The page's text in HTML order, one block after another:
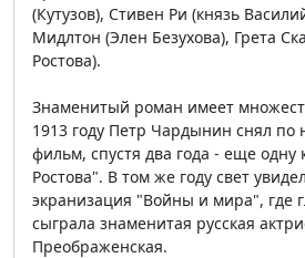
(Кутузов), Стивен Ри (князь
Мидлтон (Элен Безухова), Грета
Ростова).
Знаменитый роман имеет
1913 году Петр Чардынин снял
фильм, спустя два года - еще одну
Ростова". В том же году свет
экранизация "Войны и мира", где
сыграла знаменитая русская
Преображенская.